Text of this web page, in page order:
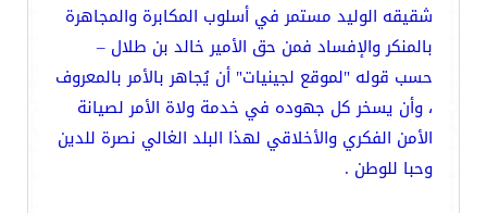
شقيقه الوليد مستمر في أسلوب المكابرة والمجاهرة
بالمنكر والإفساد فمن حق الأمير خالد بن طلال –
حسب قوله "لموقع لجينيات" أن يُجاهر بالأمر بالمعروف
، وأن يسخر كل جهوده في خدمة ولاة الأمر لصيانة
الأمن الفكري والأخلاقي لهذا البلد الغالي نصرة للدين
وحبا للوطن .